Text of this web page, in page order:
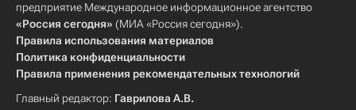
предприятие Международное информационное агентство
«Россия сегодня» (МИА «Россия сегодня»).
Правила использования материалов
Политика конфиденциальности
Правила применения рекомендательных технологий
Главный редактор: Гаврилова А.В.